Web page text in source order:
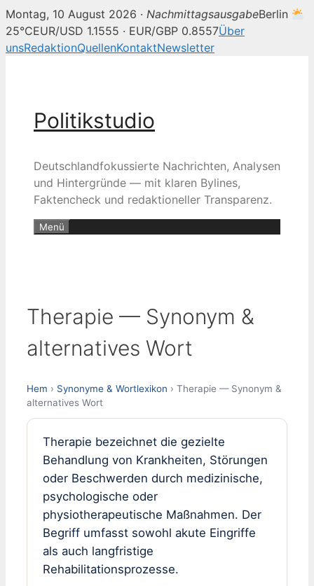
Montag, 10 August 2026 · NachmittagsausgabeBerlin
25°CEUR/USD 1.1555 · EUR/GBP 0.8557Über
unsRedaktionQuellenKontaktNewsletter
Politikstudio
Deutschlandfokussierte Nachrichten, Analysen
und Hintergründe — mit klaren Bylines,
Faktencheck und redaktioneller Transparenz.
Menü
Therapie — Synonym &
alternatives Wort
Hem › Synonyme & Wortlexikon › Therapie — Synonym &
alternatives Wort
Therapie bezeichnet die gezielte
Behandlung von Krankheiten, Störungen
oder Beschwerden durch medizinische,
psychologische oder
physiotherapeutische Maßnahmen. Der
Begriff umfasst sowohl akute Eingriffe
als auch langfristige
Rehabilitationsprozesse.